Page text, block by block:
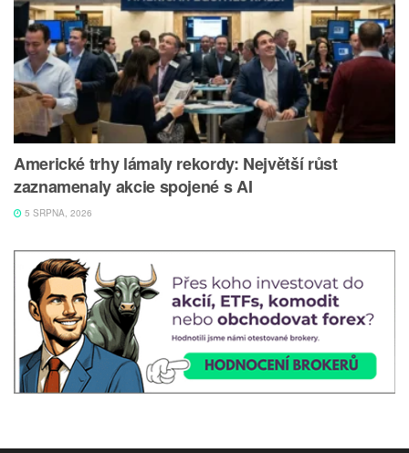
Americké trhy lámaly rekordy: Největší růst
zaznamenaly akcie spojené s AI
5 SRPNA, 2026